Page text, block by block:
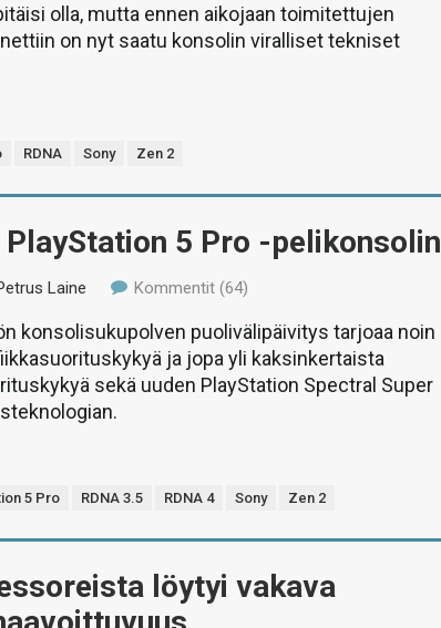
olla, mutta ennen aikojaan toimitettujen
on nyt saatu konsolin viralliset tekniset
RDNA Sony Zen 2
5 Pro -pelikonsolin
Laine Kommentit (64)
konsolisukupolven puolivälipäivitys tarjoaa noin
ja jopa yli kaksinkertaista
sekä uuden PlayStation Spectral Super
5 Pro RDNA 3.5 RDNA 4 Sony Zen 2
löytyi vakava